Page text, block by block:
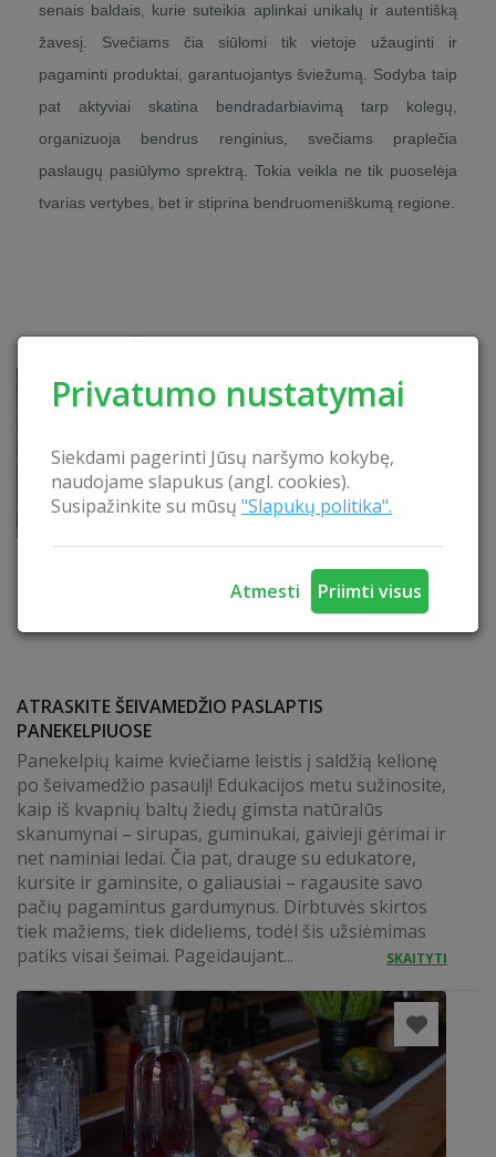
Privatumo nustatymai
Siekdami pagerinti Jūsų naršymo kokybę,
naudojame slapukus (angl. cookies).
Susipažinkite su mūsų "Slapukų politika".
Atmesti Priimti visus
senais baldais, kurie suteikia aplinkai unikalų ir autentišką
žavesį. Svečiams čia siūlomi tik vietoje užauginti ir
pagaminti produktai, garantuojantys šviežumą. Sodyba taip
pat aktyviai skatina bendradarbiavimą tarp kolegų,
organizuoja bendrus renginius, svečiams praplečia
paslaugų pasiūlymo sprektrą. Tokia veikla ne tik puoselėja
tvarias vertybes, bet ir stiprina bendruomeniškumą regione.
Netoli esančios pramogos
ATRASKITE ŠEIVAMEDŽIO PASLAPTIS
PANEKELPIUOSE
Panekelpių kaime kviečiame leistis į saldžią kelionę
po šeivamedžio pasaulį! Edukacijos metu sužinosite,
kaip iš kvapnių baltų žiedų gimsta natūralūs
skanumynai – sirupas, guminukai, gaivieji gėrimai ir
net naminiai ledai. Čia pat, drauge su edukatore,
kursite ir gaminsite, o galiausiai – ragausite savo
pačių pagamintus gardumynus. Dirbtuvės skirtos
tiek mažiems, tiek dideliems, todėl šis užsiėmimas
patiks visai šeimai. Pageidaujant...
SKAITYTI